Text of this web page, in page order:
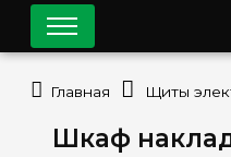
Шкаф
Главная Щиты